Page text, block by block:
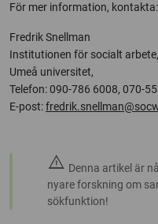
För mer information, kontakta:
Fredrik Snellman
Institutionen för socialt arbete,
Umeå universitet,
Telefon: 090-786 6008, 070-
E-post:
warning Denna artikel är
nyare forskning om
sökfunktion!